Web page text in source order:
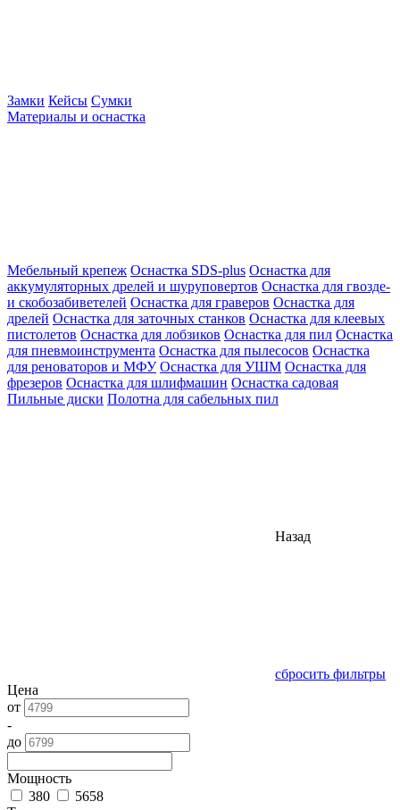
Замки Кейсы Сумки
Материалы и оснастка
Мебельный крепеж Оснастка SDS-plus Оснастка для
аккумуляторных дрелей и шуруповертов Оснастка для гвозде-
и скобозабиветелей Оснастка для граверов Оснастка для
дрелей Оснастка для заточных станков Оснастка для клеевых
пистолетов Оснастка для лобзиков Оснастка для пил Оснастка
для пневмоинструмента Оснастка для пылесосов Оснастка
для реноваторов и МФУ Оснастка для УШМ Оснастка для
фрезеров Оснастка для шлифмашин Оснастка садовая
Пильные диски Полотна для сабельных пил
Назад
сбросить фильтры
Цена
от
-
до
Мощность
380
5658